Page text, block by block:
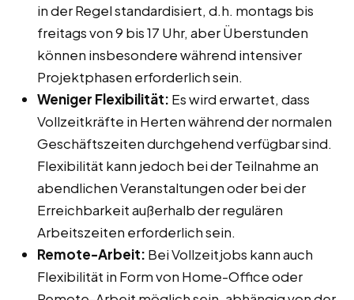
in der Regel standardisiert, d.h. montags bis
freitags von 9 bis 17 Uhr, aber Überstunden
können insbesondere während intensiver
Projektphasen erforderlich sein.
Weniger Flexibilität: Es wird erwartet, dass
Vollzeitkräfte in Herten während der normalen
Geschäftszeiten durchgehend verfügbar sind.
Flexibilität kann jedoch bei der Teilnahme an
abendlichen Veranstaltungen oder bei der
Erreichbarkeit außerhalb der regulären
Arbeitszeiten erforderlich sein.
Remote-Arbeit: Bei Vollzeitjobs kann auch
Flexibilität in Form von Home-Office oder